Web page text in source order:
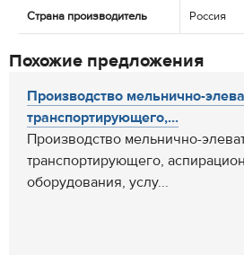
Страна производитель Россия
Похожие предложения
Производство мельнично-
транспортирующего,...
Производство мельнично-
транспортирующего,
оборудования, услу...